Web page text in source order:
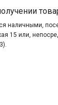
наличными,
15 или,